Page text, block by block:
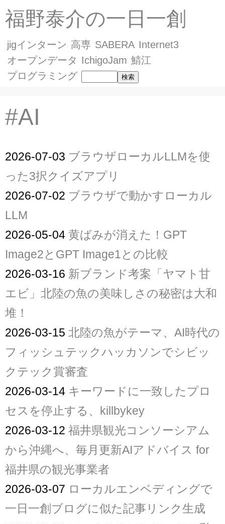
福野泰介の一日一創
jigインターン 高専 SABERA Internet3
オープンデータ IchigoJam 鯖江
プログラミング
#AI
2026-07-03 ブラウザローカルLLMを使
った3択クイズアプリ
2026-07-02 ブラウザで動かすローカル
LLM
2026-05-04 黄ばみが消えた！GPT
Image2とGPT Image1との比較
2026-03-16 新ブランド考案「ヤマト甘
エビ」北陸の魚の美味しさの秘密は大和
堆！
2026-03-15 北陸の魚がテーマ、AI時代の
フィッシュテックハッカソンでシビッ
クテック賞審査
2026-03-14 キーワードに一致したプロ
セスを停止する、killbykey
2026-03-12 福井県観光コンソーシアム
から沖縄へ、毎月更新AIアドバイス for
福井県の観光事業者
2026-03-07 ローカルエンベディングで
一日一創ブログに似た記事リンク生成